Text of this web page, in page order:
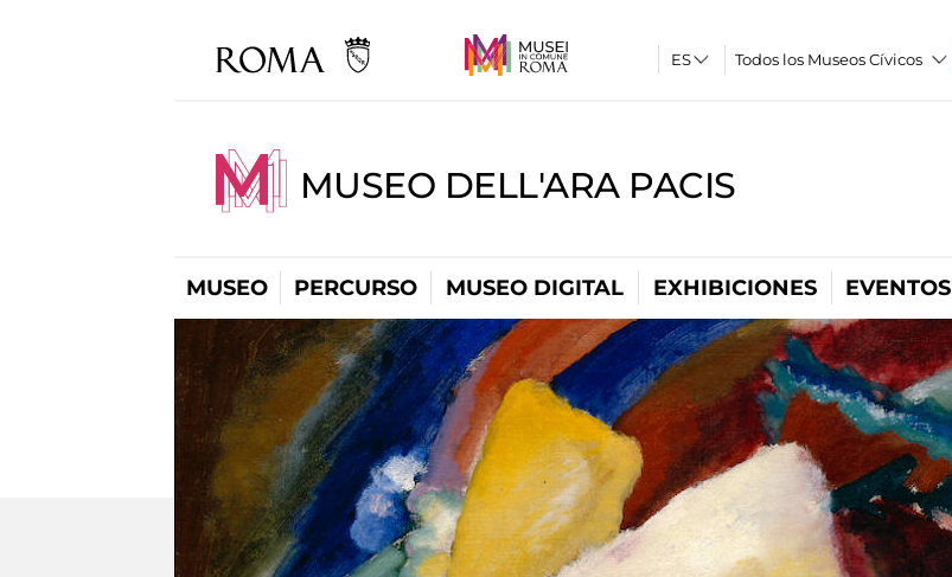
Todos los Museos Cívicos
MUSEO DELL'ARA PACIS
MUSEO PERCURSO MUSEO DIGITAL EXHIBICIONES EVENTOS